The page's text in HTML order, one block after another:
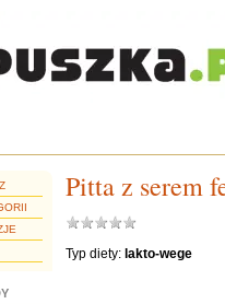
Pitta z serem
Typ diety: lakto-wege